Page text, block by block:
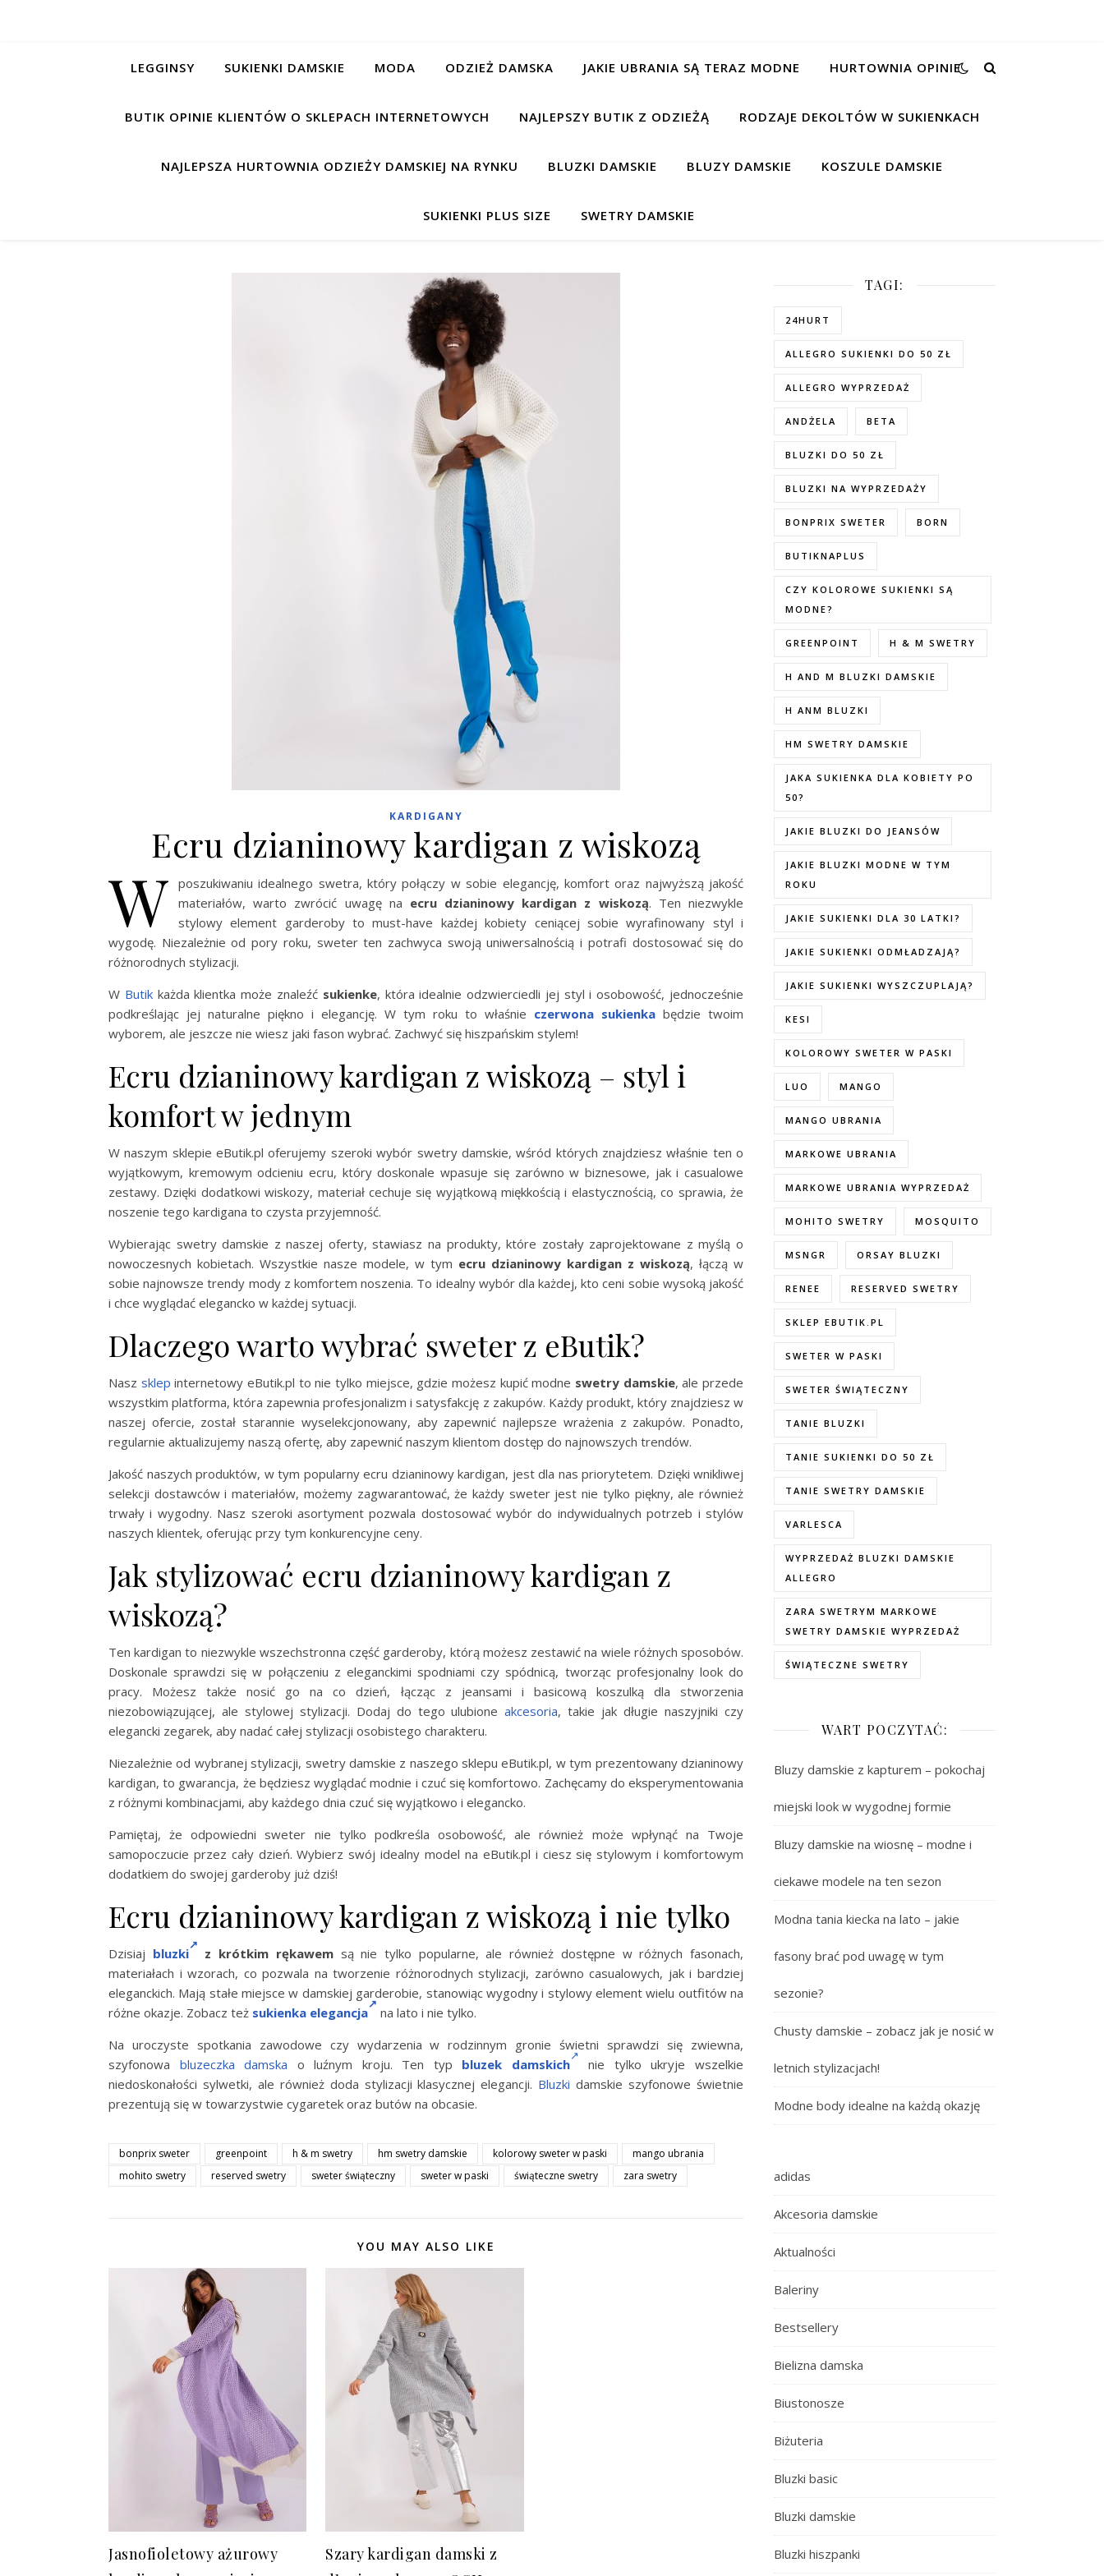
LEGGINSY SUKIENKI DAMSKIE MODA ODZIEŻ DAMSKA JAKIE UBRANIA SĄ TERAZ MODNE HURTOWNIA OPINIE
BUTIK OPINIE KLIENTÓW O SKLEPACH INTERNETOWYCH NAJLEPSZY BUTIK Z ODZIEŻĄ RODZAJE DEKOLTÓW W SUKIENKACH
NAJLEPSZA HURTOWNIA ODZIEŻY DAMSKIEJ NA RYNKU BLUZKI DAMSKIE BLUZY DAMSKIE KOSZULE DAMSKIE
SUKIENKI PLUS SIZE SWETRY DAMSKIE
KARDIGANY
Ecru dzianinowy kardigan z wiskozą
W poszukiwaniu idealnego swetra, który połączy w sobie elegancję, komfort oraz najwyższą jakość
materiałów, warto zwrócić uwagę na ecru dzianinowy kardigan z wiskozą. Ten niezwykle
stylowy element garderoby to must-have każdej kobiety ceniącej sobie wyrafinowany styl i
wygodę. Niezależnie od pory roku, sweter ten zachwyca swoją uniwersalnością i potrafi dostosować się do
różnorodnych stylizacji.
W Butikkażda klientka może znaleźć sukienke, która idealnie odzwierciedli jej styl i osobowość, jednocześnie
podkreślając jej naturalne piękno i elegancję. W tym roku to właśnie czerwona sukienka będzie twoim
wyborem, ale jeszcze nie wiesz jaki fason wybrać. Zachwyć się hiszpańskim stylem!
Ecru dzianinowy kardigan z wiskozą – styl i
komfort w jednym
W naszym sklepie eButik.pl oferujemy szeroki wybór swetry damskie, wśród których znajdziesz właśnie ten o
wyjątkowym, kremowym odcieniu ecru, który doskonale wpasuje się zarówno w biznesowe, jak i casualowe
zestawy. Dzięki dodatkowi wiskozy, materiał cechuje się wyjątkową miękkością i elastycznością, co sprawia, że
noszenie tego kardigana to czysta przyjemność.
Wybierając swetry damskie z naszej oferty, stawiasz na produkty, które zostały zaprojektowane z myślą o
nowoczesnych kobietach. Wszystkie nasze modele, w tym ecru dzianinowy kardigan z wiskozą, łączą w
sobie najnowsze trendy mody z komfortem noszenia. To idealny wybór dla każdej, kto ceni sobie wysoką jakość
i chce wyglądać elegancko w każdej sytuacji.
Dlaczego warto wybrać sweter z eButik?
Nasz sklep internetowy eButik.pl to nie tylko miejsce, gdzie możesz kupić modne swetry damskie, ale przede
wszystkim platforma, która zapewnia profesjonalizm i satysfakcję z zakupów. Każdy produkt, który znajdziesz w
naszej ofercie, został starannie wyselekcjonowany, aby zapewnić najlepsze wrażenia z zakupów. Ponadto,
regularnie aktualizujemy naszą ofertę, aby zapewnić naszym klientom dostęp do najnowszych trendów.
Jakość naszych produktów, w tym popularny ecru dzianinowy kardigan, jest dla nas priorytetem. Dzięki wnikliwej
selekcji dostawców i materiałów, możemy zagwarantować, że każdy sweter jest nie tylko piękny, ale również
trwały i wygodny. Nasz szeroki asortyment pozwala dostosować wybór do indywidualnych potrzeb i stylów
naszych klientek, oferując przy tym konkurencyjne ceny.
Jak stylizować ecru dzianinowy kardigan z
wiskozą?
Ten kardigan to niezwykle wszechstronna część garderoby, którą możesz zestawić na wiele różnych sposobów.
Doskonale sprawdzi się w połączeniu z eleganckimi spodniami czy spódnicą, tworząc profesjonalny look do
pracy. Możesz także nosić go na co dzień, łącząc z jeansami i basicową koszulką dla stworzenia
niezobowiązującej, ale stylowej stylizacji. Dodaj do tego ulubioneakcesoria, takie jak długie naszyjniki czy
elegancki zegarek, aby nadać całej stylizacji osobistego charakteru.
Niezależnie od wybranej stylizacji, swetry damskie z naszego sklepu eButik.pl, w tym prezentowany dzianinowy
kardigan, to gwarancja, że będziesz wyglądać modnie i czuć się komfortowo. Zachęcamy do eksperymentowania
z różnymi kombinacjami, aby każdego dnia czuć się wyjątkowo i elegancko.
Pamiętaj, że odpowiedni sweter nie tylko podkreśla osobowość, ale również może wpłynąć na Twoje
samopoczucie przez cały dzień. Wybierz swój idealny model na eButik.pl i ciesz się stylowym i komfortowym
dodatkiem do swojej garderoby już dziś!
Ecru dzianinowy kardigan z wiskozą i nie tylko
Dzisiaj bluzki z krótkim rękawemsą nie tylko popularne, ale również dostępne w różnych fasonach,
materiałach i wzorach, co pozwala na tworzenie różnorodnych stylizacji, zarówno casualowych, jak i bardziej
eleganckich. Mają stałe miejsce w damskiej garderobie, stanowiąc wygodny i stylowy element wielu outfitów na
różne okazje. Zobacz też sukienka elegancja
na lato i nie tylko.
Na uroczyste spotkania zawodowe czy wydarzenia w rodzinnym gronie świetni sprawdzi się zwiewna,
szyfonowa bluzeczka damska o luźnym kroju. Ten typ bluzek damskich
nie tylko ukryje wszelkie
niedoskonałości sylwetki, ale również doda stylizacji klasycznej elegancji. Bluzki damskie szyfonowe świetnie
prezentują się w towarzystwie cygaretek oraz butów na obcasie.
bonprix sweter greenpoint h & m swetry hm swetry damskie kolorowy sweter w paski
mango ubrania
mohito swetry
reserved swetry sweter świąteczny sweter w paski świąteczne swetry zara swetry
YOU MAY ALSO LIKE
Jasnofioletowy ażurowy
Szary kardigan damski z
TAGI:
24HURT
ALLEGRO SUKIENKI DO 50 ZŁ
ALLEGRO WYPRZEDAŻ
ANDŻELA BETA
BLUZKI DO 50 ZŁ
BLUZKI NA WYPRZEDAŻY
BONPRIX SWETER BORN
BUTIKNAPLUS
CZY KOLOROWE SUKIENKI SĄ
MODNE?
GREENPOINT H & M SWETRY
H AND M BLUZKI DAMSKIE
H ANM BLUZKI
HM SWETRY DAMSKIE
JAKA SUKIENKA DLA KOBIETY PO
50?
JAKIE BLUZKI DO JEANSÓW
JAKIE BLUZKI MODNE W TYM
ROKU
JAKIE SUKIENKI DLA 30 LATKI?
JAKIE SUKIENKI ODMŁADZAJĄ?
JAKIE SUKIENKI WYSZCZUPLAJĄ?
KESI
KOLOROWY SWETER W PASKI
LUO MANGO
MANGO UBRANIA
MARKOWE UBRANIA
MARKOWE UBRANIA WYPRZEDAŻ
MOHITO SWETRY MOSQUITO
MSNGR ORSAY BLUZKI
RENEE RESERVED SWETRY
SKLEP EBUTIK.PL
SWETER W PASKI
SWETER ŚWIĄTECZNY
TANIE BLUZKI
TANIE SUKIENKI DO 50 ZŁ
TANIE SWETRY DAMSKIE
VARLESCA
WYPRZEDAŻ BLUZKI DAMSKIE
ALLEGRO
ZARA SWETRYM MARKOWE
SWETRY DAMSKIE WYPRZEDAŻ
ŚWIĄTECZNE SWETRY
WART POCZYTAĆ:
Bluzy damskie z kapturem – pokochaj
miejski look w wygodnej formie
Bluzy damskie na wiosnę – modne i
ciekawe modele na ten sezon
Modna tania kiecka na lato – jakie
fasony brać pod uwagę w tym
sezonie?
Chusty damskie – zobacz jak je nosić w
letnich stylizacjach!
Modne body idealne na każdą okazję
adidas
Akcesoria damskie
Aktualności
Baleriny
Bestsellery
Bielizna damska
Biustonosze
Biżuteria
Bluzki basic
Bluzki damskie
Bluzki hiszpanki